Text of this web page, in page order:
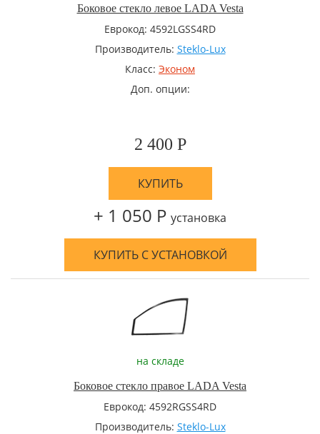
Боковое стекло левое LADA Vesta
Еврокод: 4592LGSS4RD
Производитель: Steklo-Lux
Класс: Эконом
Доп. опции:
2 400 Р
КУПИТЬ
+ 1 050 Р установка
КУПИТЬ С УСТАНОВКОЙ
на складе
Боковое стекло правое LADA Vesta
Еврокод: 4592RGSS4RD
Производитель: Steklo-Lux